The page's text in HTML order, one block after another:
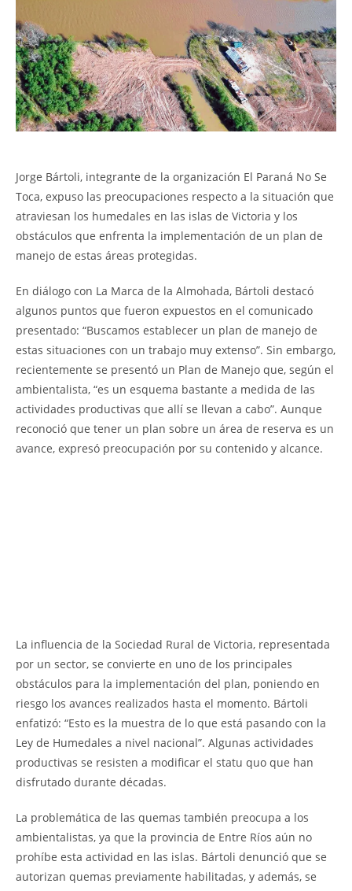
Jorge Bártoli, integrante de la organización El Paraná No Se
Toca, expuso las preocupaciones respecto a la situación que
atraviesan los humedales en las islas de Victoria y los
obstáculos que enfrenta la implementación de un plan de
manejo de estas áreas protegidas.
En diálogo con La Marca de la Almohada, Bártoli destacó
algunos puntos que fueron expuestos en el comunicado
presentado: “Buscamos establecer un plan de manejo de
estas situaciones con un trabajo muy extenso”. Sin embargo,
recientemente se presentó un Plan de Manejo que, según el
ambientalista, “es un esquema bastante a medida de las
actividades productivas que allí se llevan a cabo”. Aunque
reconoció que tener un plan sobre un área de reserva es un
avance, expresó preocupación por su contenido y alcance.
La influencia de la Sociedad Rural de Victoria, representada
por un sector, se convierte en uno de los principales
obstáculos para la implementación del plan, poniendo en
riesgo los avances realizados hasta el momento. Bártoli
enfatizó: “Esto es la muestra de lo que está pasando con la
Ley de Humedales a nivel nacional”. Algunas actividades
productivas se resisten a modificar el statu quo que han
disfrutado durante décadas.
La problemática de las quemas también preocupa a los
ambientalistas, ya que la provincia de Entre Ríos aún no
prohíbe esta actividad en las islas. Bártoli denunció que se
autorizan quemas previamente habilitadas, y además, se